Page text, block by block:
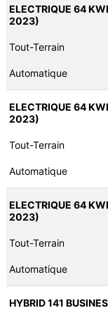
ELECTRIQUE 64
2023)
Tout-Terrain
Automatique
ELECTRIQUE 64
2023)
Tout-Terrain
Automatique
ELECTRIQUE 64
2023)
Tout-Terrain
Automatique
HYBRID 141